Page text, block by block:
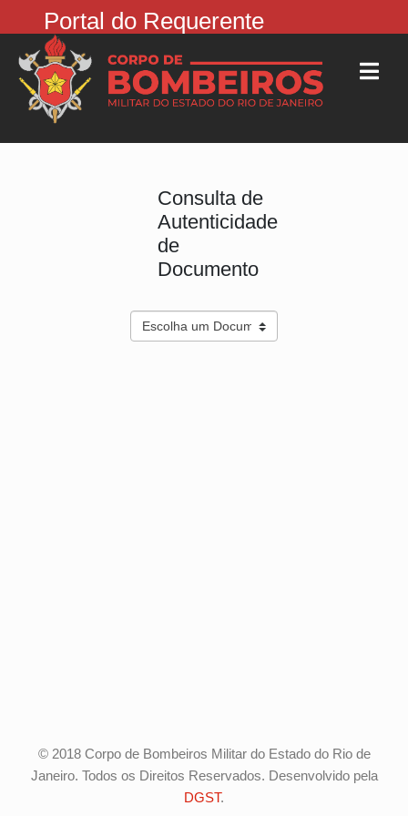
Portal do Requerente
Consulta de
Autenticidade
de
Documento
© 2018 Corpo de Bombeiros Militar do Estado do Rio de
Janeiro. Todos os Direitos Reservados. Desenvolvido pela
DGST.